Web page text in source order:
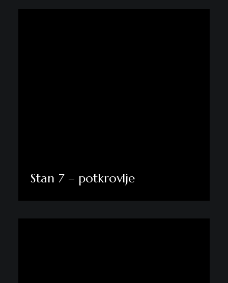
Stan 7 – potkrovlje
Pogledaj više